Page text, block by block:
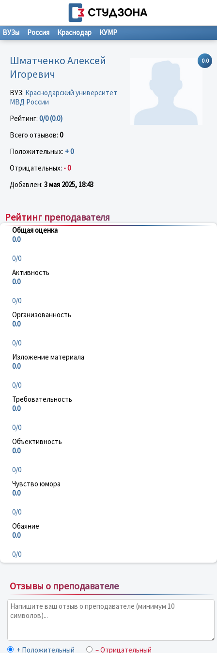
ВУЗы Россия Краснодар КУМР
0.0
Шматченко Алексей
Игоревич
ВУЗ: Краснодарский университет
МВД России
Рейтинг: 0/0 (0.0)
Всего отзывов: 0
Положительных: + 0
Отрицательных: - 0
Добавлен: 3 мая 2025, 18:43
Рейтинг преподавателя
Общая оценка
0.0
0/0
Активность
0.0
0/0
Организованность
0.0
0/0
Изложение материала
0.0
0/0
Требовательность
0.0
0/0
Объективность
0.0
0/0
Чувство юмора
0.0
0/0
Обаяние
0.0
0/0
Отзывы о преподавателе
+ Положительный – Отрицательный